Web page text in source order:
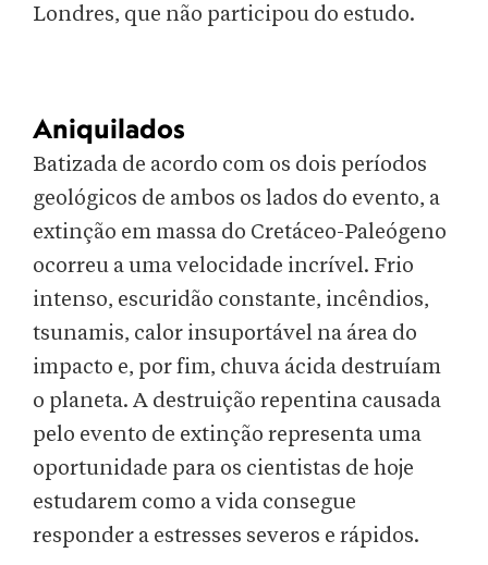
Londres, que não participou do estudo.
Aniquilados
Batizada de acordo com os dois períodos
geológicos de ambos os lados do evento, a
extinção em massa do Cretáceo-Paleógeno
ocorreu a uma velocidade incrível. Frio
intenso, escuridão constante, incêndios,
tsunamis, calor insuportável na área do
impacto e, por fim, chuva ácida destruíam
o planeta. A destruição repentina causada
pelo evento de extinção representa uma
oportunidade para os cientistas de hoje
estudarem como a vida consegue
responder a estresses severos e rápidos.